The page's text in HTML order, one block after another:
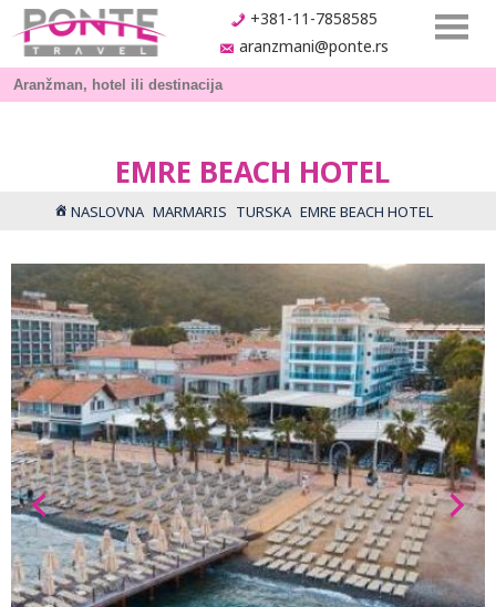
+381-11-7858585
aranzmani@ponte.rs
EMRE BEACH HOTEL
NASLOVNA MARMARIS TURSKA EMRE BEACH HOTEL